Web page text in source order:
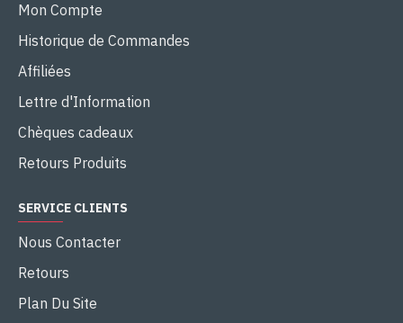
Mon Compte
Historique de Commandes
Affiliées
Lettre d'Information
Chèques cadeaux
Retours Produits
SERVICE CLIENTS
Nous Contacter
Retours
Plan Du Site